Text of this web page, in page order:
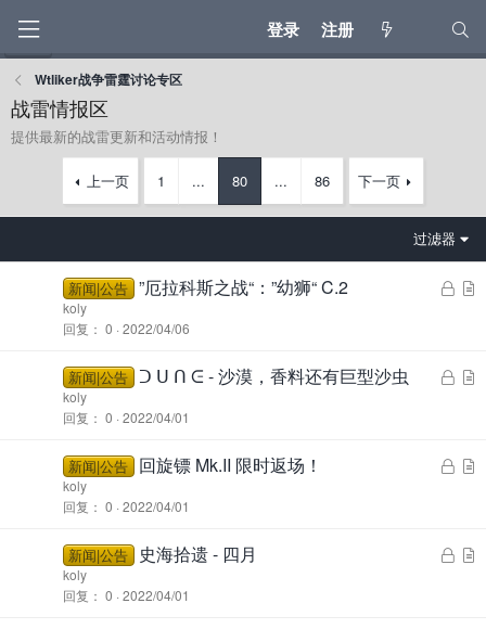
登录 注册
Wtliker战争雷霆讨论专区
战雷情报区
提供最新的战雷更新和活动情报！
上一页 1 ... 80 ... 86 下一页
过滤器
锁
新闻|公告 ”厄拉科斯之战“：”幼狮“ C.2
koly
回复
0 2022/04/06
锁
新闻|公告 ᑐ ᑌ ᑎ ᕮ - 沙漠，香料还有巨型沙虫
koly
回复
0 2022/04/01
锁
新闻|公告 回旋镖 Mk.II 限时返场！
koly
回复
0 2022/04/01
锁
新闻|公告 史海拾遗 - 四月
koly
回复
0 2022/04/01